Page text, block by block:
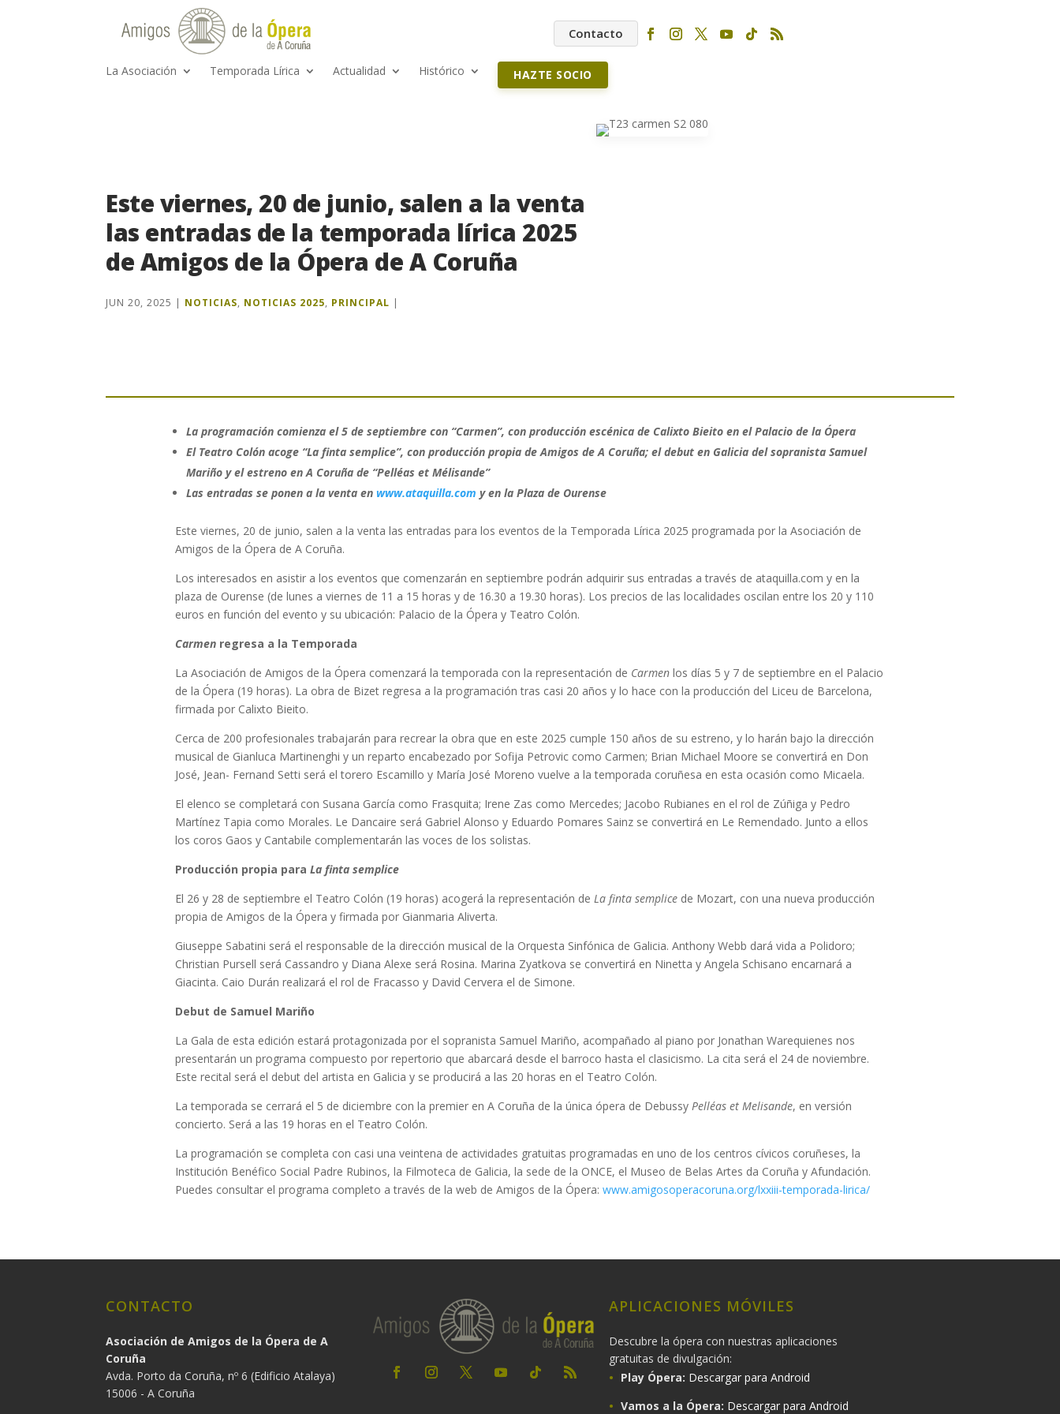
Contacto
La Asociación Temporada Lírica Actualidad Histórico HAZTE SOCIO
Este viernes, 20 de junio, salen a la venta
las entradas de la temporada lírica 2025
de Amigos de la Ópera de A Coruña
JUN 20, 2025 | NOTICIAS, NOTICIAS 2025, PRINCIPAL |
La programación comienza el 5 de septiembre con “Carmen”, con producción escénica de Calixto Bieito en el Palacio de la Ópera
El Teatro Colón acoge “La finta semplice”, con producción propia de Amigos de A Coruña; el debut en Galicia del sopranista Samuel
Mariño y el estreno en A Coruña de “Pelléas et Mélisande”
Las entradas se ponen a la venta en www.ataquilla.com y en la Plaza de Ourense
Este viernes, 20 de junio, salen a la venta las entradas para los eventos de la Temporada Lírica 2025 programada por la Asociación de
Amigos de la Ópera de A Coruña.
Los interesados en asistir a los eventos que comenzarán en septiembre podrán adquirir sus entradas a través de ataquilla.com y en la
plaza de Ourense (de lunes a viernes de 11 a 15 horas y de 16.30 a 19.30 horas). Los precios de las localidades oscilan entre los 20 y 110
euros en función del evento y su ubicación: Palacio de la Ópera y Teatro Colón.
Carmen regresa a la Temporada
La Asociación de Amigos de la Ópera comenzará la temporada con la representación de Carmen los días 5 y 7 de septiembre en el Palacio
de la Ópera (19 horas). La obra de Bizet regresa a la programación tras casi 20 años y lo hace con la producción del Liceu de Barcelona,
firmada por Calixto Bieito.
Cerca de 200 profesionales trabajarán para recrear la obra que en este 2025 cumple 150 años de su estreno, y lo harán bajo la dirección
musical de Gianluca Martinenghi y un reparto encabezado por Sofija Petrovic como Carmen; Brian Michael Moore se convertirá en Don
José, Jean- Fernand Setti será el torero Escamillo y María José Moreno vuelve a la temporada coruñesa en esta ocasión como Micaela.
El elenco se completará con Susana García como Frasquita; Irene Zas como Mercedes; Jacobo Rubianes en el rol de Zúñiga y Pedro
Martínez Tapia como Morales. Le Dancaire será Gabriel Alonso y Eduardo Pomares Sainz se convertirá en Le Remendado. Junto a ellos
los coros Gaos y Cantabile complementarán las voces de los solistas.
Producción propia para La finta semplice
El 26 y 28 de septiembre el Teatro Colón (19 horas) acogerá la representación de La finta semplice de Mozart, con una nueva producción
propia de Amigos de la Ópera y firmada por Gianmaria Aliverta.
Giuseppe Sabatini será el responsable de la dirección musical de la Orquesta Sinfónica de Galicia. Anthony Webb dará vida a Polidoro;
Christian Pursell será Cassandro y Diana Alexe será Rosina. Marina Zyatkova se convertirá en Ninetta y Angela Schisano encarnará a
Giacinta. Caio Durán realizará el rol de Fracasso y David Cervera el de Simone.
Debut de Samuel Mariño
La Gala de esta edición estará protagonizada por el sopranista Samuel Mariño, acompañado al piano por Jonathan Warequienes nos
presentarán un programa compuesto por repertorio que abarcará desde el barroco hasta el clasicismo. La cita será el 24 de noviembre.
Este recital será el debut del artista en Galicia y se producirá a las 20 horas en el Teatro Colón.
La temporada se cerrará el 5 de diciembre con la premier en A Coruña de la única ópera de Debussy Pelléas et Melisande, en versión
concierto. Será a las 19 horas en el Teatro Colón.
La programación se completa con casi una veintena de actividades gratuitas programadas en uno de los centros cívicos coruñeses, la
Institución Benéfico Social Padre Rubinos, la Filmoteca de Galicia, la sede de la ONCE, el Museo de Belas Artes da Coruña y Afundación.
Puedes consultar el programa completo a través de la web de Amigos de la Ópera: www.amigosoperacoruna.org/lxxiii-temporada-lirica/
CONTACTO
Asociación de Amigos de la Ópera de A
Coruña
Avda. Porto da Coruña, nº 6 (Edificio Atalaya)
15006 - A Coruña
APLICACIONES MÓVILES
Descubre la ópera con nuestras aplicaciones
gratuitas de divulgación:
Play Ópera: Descargar para Android
Vamos a la Ópera: Descargar para Android